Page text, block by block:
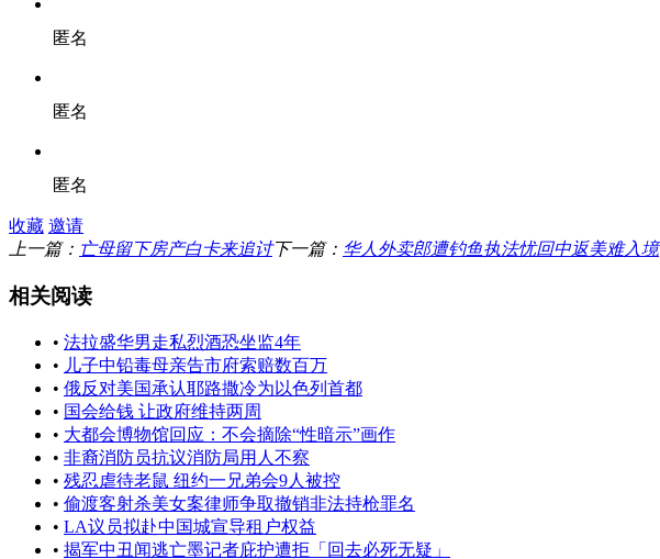
匿名
匿名
匿名
收藏 邀请
上一篇： 亡母留下房产白卡来追讨下一篇： 华人外卖郎遭钓鱼执法忧回中返美难入境
相关阅读
• 法拉盛华男走私烈酒恐坐监4年
• 儿子中铅毒母亲告市府索赔数百万
• 俄反对美国承认耶路撒冷为以色列首都
• 国会给钱 让政府维持两周
• 大都会博物馆回应：不会摘除“性暗示”画作
• 非裔消防员抗议消防局用人不察
• 残忍虐待老鼠 纽约一兄弟会9人被控
• 偷渡客射杀美女案律师争取撤销非法持枪罪名
• LA议员拟赴中国城宣导租户权益
• 揭军中丑闻逃亡墨记者庇护遭拒「回去必死无疑」